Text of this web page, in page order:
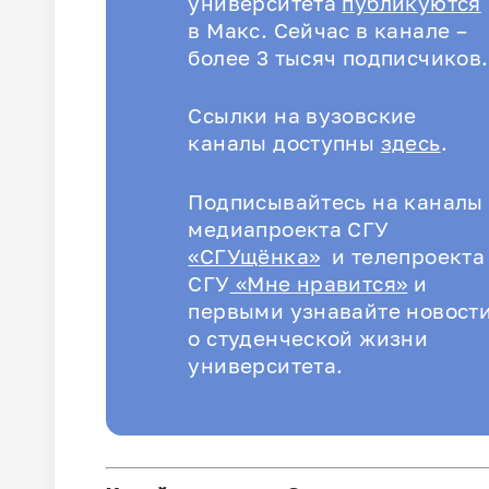
в Макс. Сейчас в канале –
более 3 тысяч подписчиков.
Ссылки на вузовские
каналы доступны здесь.
Подписывайтесь на каналы
медиапроекта СГУ
«СГУщёнка» и телепроекта
СГУ «Мне нравится» и
первыми узнавайте
о студенческой жизни
университета.